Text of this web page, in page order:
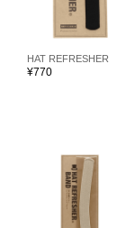
HAT REFRESHER
¥770